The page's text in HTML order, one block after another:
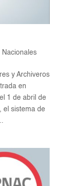
Nacionales
y Archiveros
en
1 de abril de
el sistema de